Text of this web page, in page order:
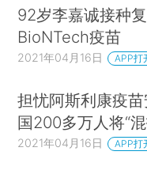
92岁李嘉诚接种
BioNTech疫苗
2021年04月16日 APP打
担忧阿斯利康疫
国200多万人将“
2021年04月16日 APP打